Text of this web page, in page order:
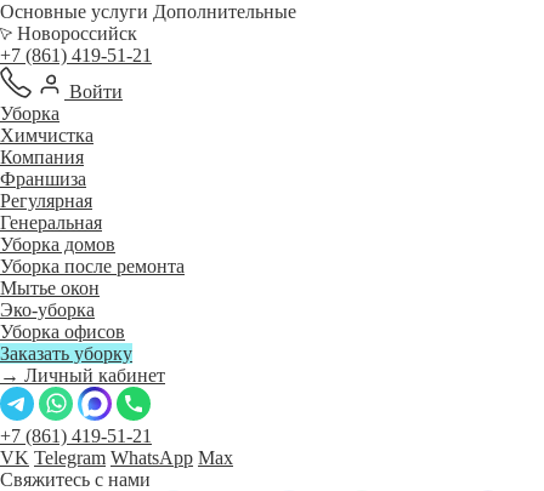
Основные услуги Дополнительные
Новороссийск
+7 (861) 419-51-21
Войти
Уборка
Химчистка
Компания
Франшиза
Регулярная
Генеральная
Уборка домов
Уборка после ремонта
Мытье окон
Эко-уборка
Уборка офисов
Заказать уборку
→ Личный кабинет
+7 (861) 419-51-21
VK Telegram WhatsApp Max
Свяжитесь с нами